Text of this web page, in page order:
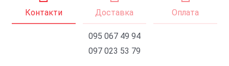
Контакти Доставка Оплата
095 067 49 94
097 023 53 79